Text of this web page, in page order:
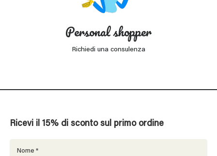
Personal shopper
Richiedi una consulenza
Ricevi il 15% di sconto sul primo ordine